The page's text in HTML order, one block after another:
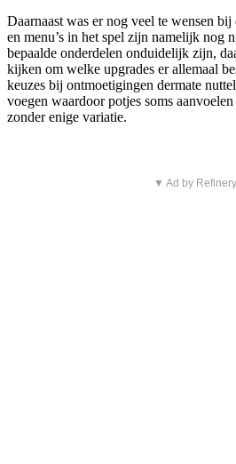
Daarnaast was er nog veel te wensen
en menu’s in het spel zijn namelijk nog
bepaalde onderdelen onduidelijk zijn,
kijken om welke upgrades er allemaal
keuzes bij ontmoetigingen dermate
voegen waardoor potjes soms
zonder enige variatie.
▼ Ad by